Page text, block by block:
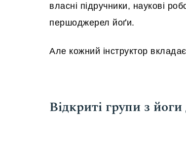
власні підручники, наукові
першоджерел йоґи.
Але кожний інструктор
Відкриті групи з